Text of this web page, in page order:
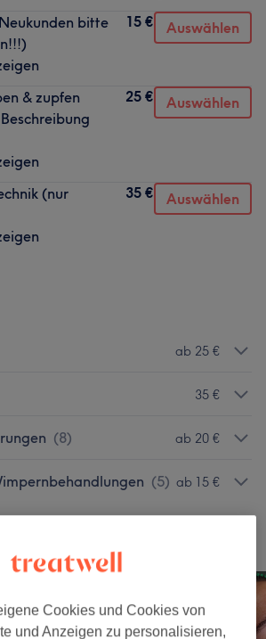
bitte
15 € Auswählen
& zupfen
25 € Auswählen
(nur
35 € Auswählen
ab 25 €
35 €
(8) ab 20 €
(5) ab 15 €
Details
Cookies und Cookies von
und Anzeigen zu personalisieren,